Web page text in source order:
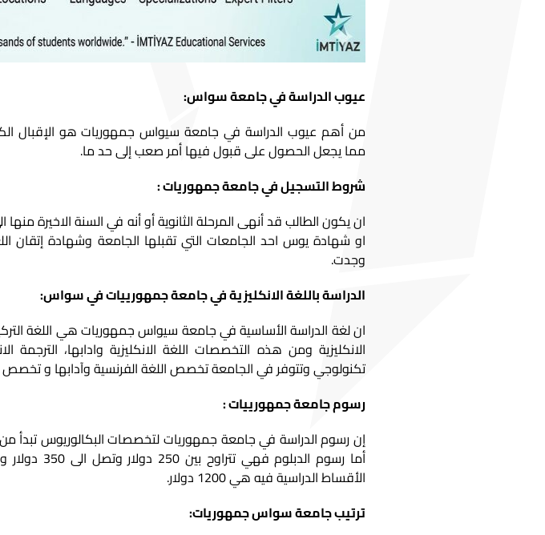
عيوب الدراسة في جامعة سواس:
من أهم عيوب الدراسة في جامعة سيواس جمهوريات هو الإقبال
مما يجعل الحصول على قبول فيها أمر صعب إلى حد ما.
شروط التسجيل في جامعة جمهوريات :
ان يكون الطالب قد أنهى المرحلة الثانوية أو أنه في السنة الاخيرة
او شهادة يوس احد الجامعات التي تقبلها الجامعة وشهادة إتقان
وجدت.
الدراسة باللغة الانكليزية في جامعة جمهورييات في سواس:
ان لغة الدراسة الأساسية في جامعة سيواس جمهوريات هي اللغة
الانكليزية ومن هذه التخصصات اللغة الانكليزية وادابها، الترجمة
تكنولوجي وتتوفر في الجامعة تخصص اللغة الفرنسية وآدابها و تخصص
رسوم جامعة جمهورييات :
أما رسوم
الأقساط الدراسية فيه هي 1200 دولار.
ترتيب جامعة سواس جمهوريات: